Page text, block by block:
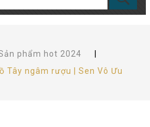
phẩm hot 2024
Tây ngâm rượu | Sen Vô Ưu